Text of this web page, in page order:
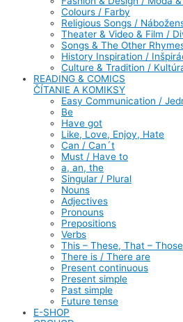
Colours / Farby
Religious Songs /
Theater & Video & Film /
Songs & The Other
History Inspiration /
Culture & Tradition /
READING & COMICS
ČÍTANIE A KOMIKSY
Easy Communication /
Be
Have got
Like, Love, Enjoy, Hate
Can / Can´t
Must / Have to
a, an, the
Singular / Plural
Nouns
Adjectives
Pronouns
Prepositions
Verbs
This – These, That – Those
There is / There are
Present continuous
Present simple
Past simple
Future tense
E-SHOP